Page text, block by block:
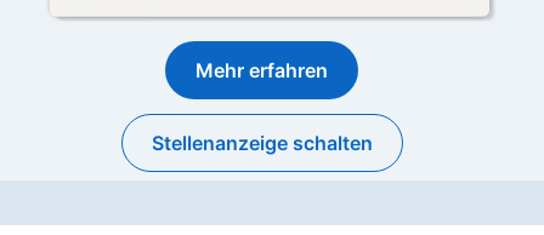
Mehr erfahren
Stellenanzeige schalten
opens in a new tab